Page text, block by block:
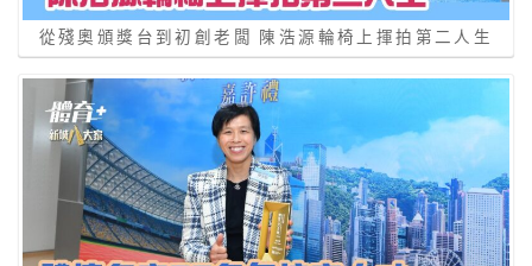
從殘奧頒獎台到初創老闆 陳浩源輪椅上揮拍第二人生